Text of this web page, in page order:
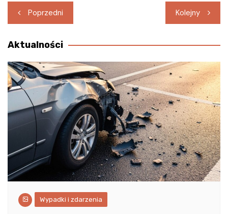
Nawigacja
wpisu
Poprzedni Kolejny
Aktualności
Wypadki i zdarzenia